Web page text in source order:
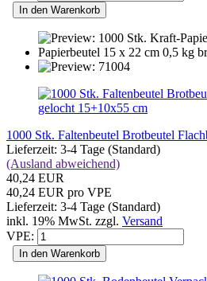
In den Warenkorb
1000 Stk. Faltenbeutel Brotbeutel
Lieferzeit: 3-4 Tage (Standard)
(Ausland abweichend)
40,24 EUR
40,24 EUR pro VPE
Lieferzeit: 3-4 Tage (Standard)
inkl. 19% MwSt. zzgl. Versand
VPE:
In den Warenkorb